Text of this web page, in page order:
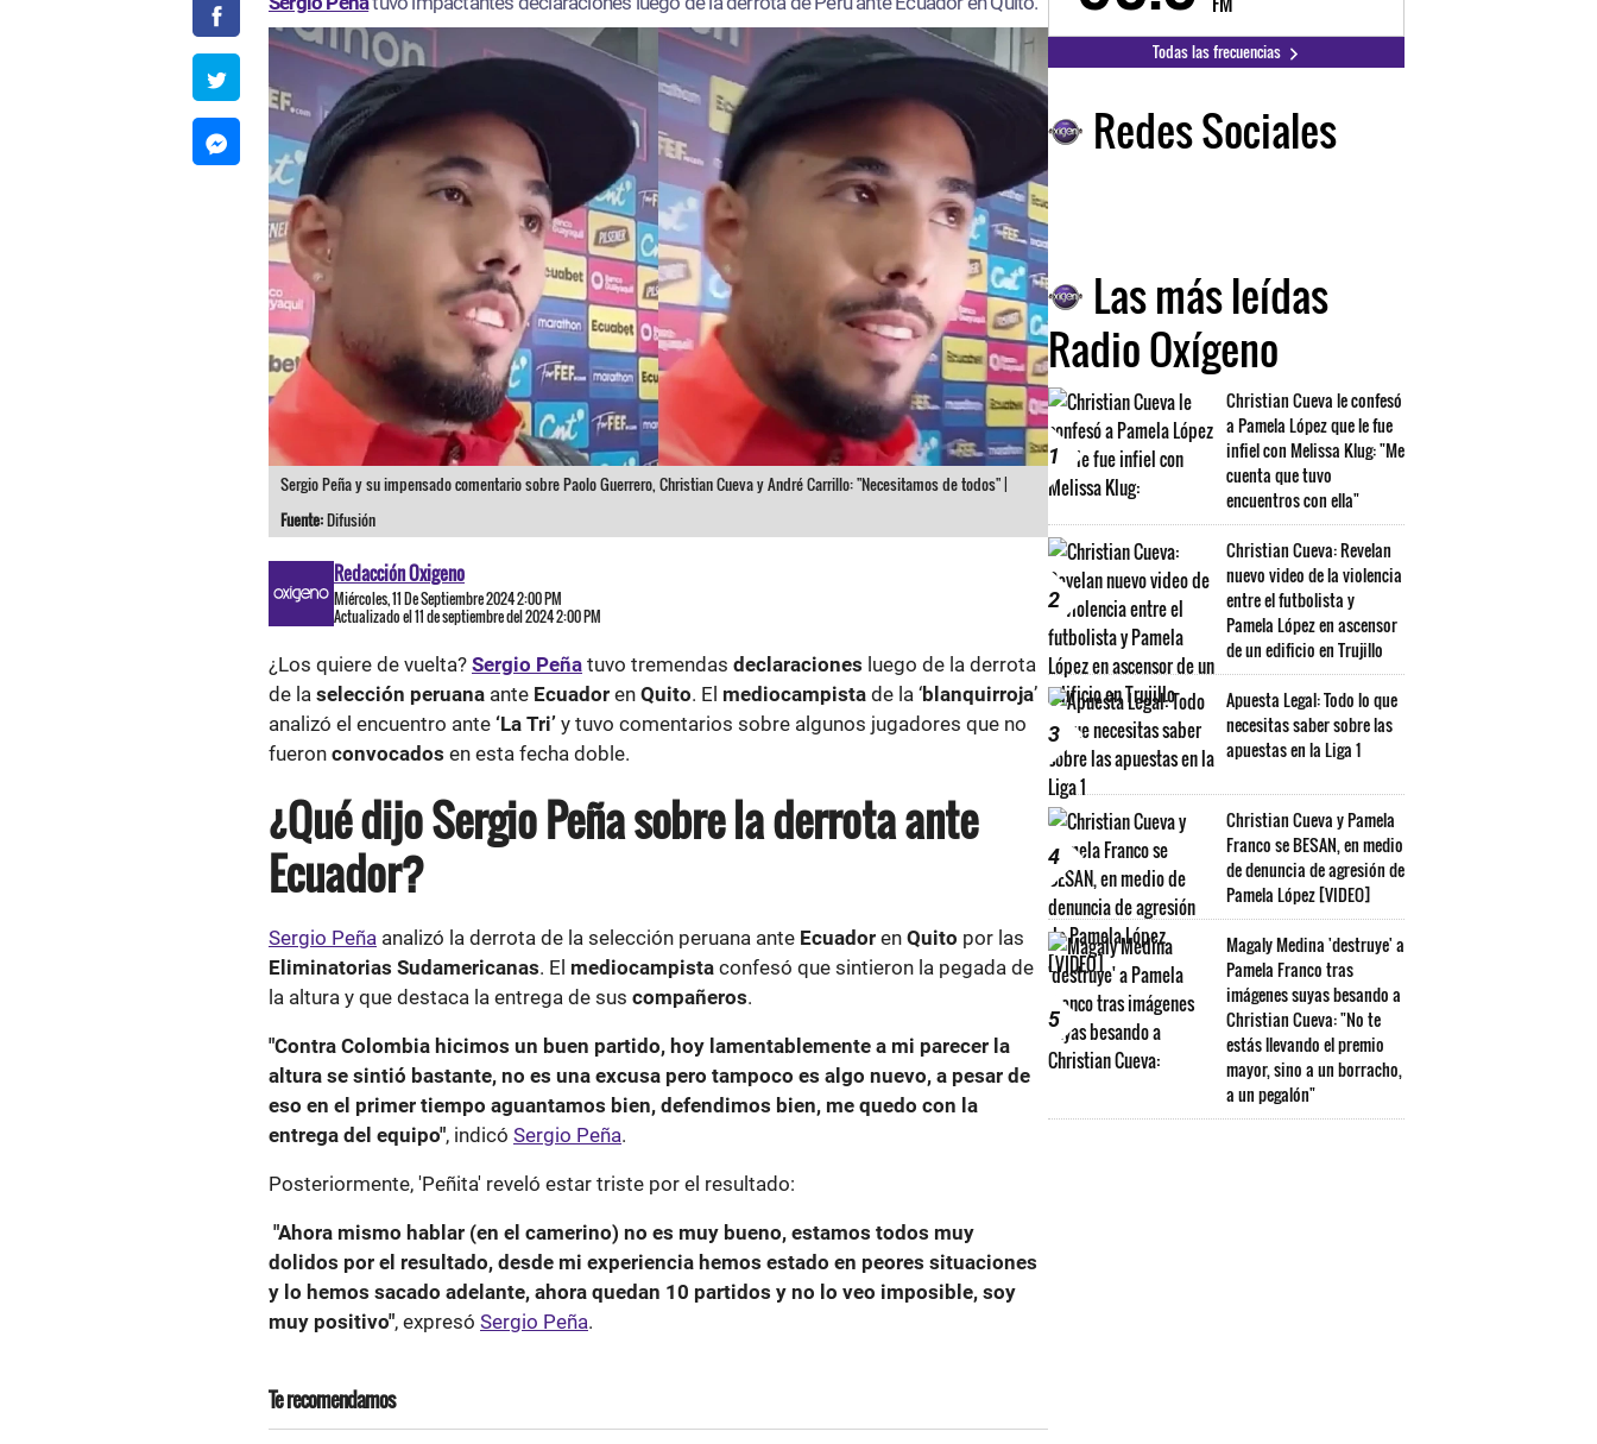
Sergio Peña y su impensado comentario sobre Paolo Guerrero, Christian Cueva y André Carrillo: "Necesitamos de todos" |
Fuente:Difusión
Redacción Oxigeno
Miércoles, 11 De Septiembre 2024 2:00 PM
Actualizado el 11 de septiembre del 2024 2:00 PM
¿Los quiere de vuelta? Sergio Peña tuvo tremendas declaraciones luego de la derrota
de la selección peruana ante Ecuador en Quito. El mediocampista de la ‘blanquirroja’
analizó el encuentro ante ‘La Tri’ y tuvo comentarios sobre algunos jugadores que no
fueron convocados en esta fecha doble.
¿Qué dijo Sergio Peña sobre la derrota ante
Ecuador?
Sergio Peña analizó la derrota de la selección peruana ante Ecuador en Quito por las
Eliminatorias Sudamericanas. El mediocampista confesó que sintieron la pegada de
la altura y que destaca la entrega de sus compañeros.
"Contra Colombia hicimos un buen partido, hoy lamentablemente a mi parecer la
altura se sintió bastante, no es una excusa pero tampoco es algo nuevo, a pesar de
eso en el primer tiempo aguantamos bien, defendimos bien, me quedo con la
entrega del equipo", indicó Sergio Peña.
Posteriormente, 'Peñita' reveló estar triste por el resultado:
"Ahora mismo hablar (en el camerino) no es muy bueno, estamos todos muy
dolidos por el resultado, desde mi experiencia hemos estado en peores situaciones
y lo hemos sacado adelante, ahora quedan 10 partidos y no lo veo imposible, soy
muy positivo", expresó Sergio Peña.
Te recomendamos
Todas las frecuencias
Redes Sociales
Las más leídas
Radio Oxígeno
1
Christian Cueva le confesó
a Pamela López que le fue
infiel con Melissa Klug: "Me
cuenta que tuvo
encuentros con ella"
2
Christian Cueva: Revelan
nuevo video de la violencia
entre el futbolista y
Pamela López en ascensor
de un edificio en Trujillo
3
Apuesta Legal: Todo lo que
necesitas saber sobre las
apuestas en la Liga 1
4
Christian Cueva y Pamela
Franco se BESAN, en medio
de denuncia de agresión de
Pamela López [VIDEO]
5
Magaly Medina 'destruye' a
Pamela Franco tras
imágenes suyas besando a
Christian Cueva: "No te
estás llevando el premio
mayor, sino a un borracho,
a un pegalón"